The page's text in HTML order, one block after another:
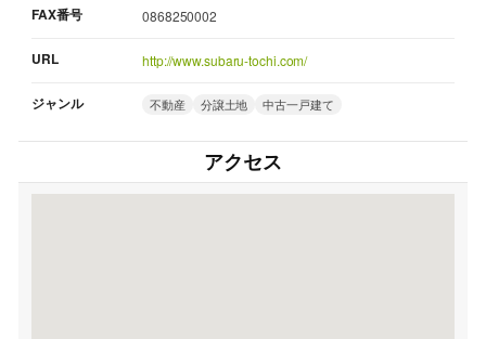
FAX番号 0868250002
URL http://www.subaru-tochi.com/
ジャンル 不動産 分譲土地 中古一戸建て
アクセス